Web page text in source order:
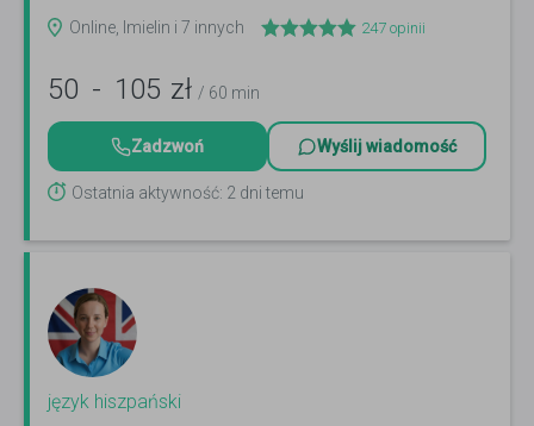
Online, Imielin i 7 innych
247 opinii
50 - 105 zł / 60 min
Zadzwoń Wyślij wiadomość
Ostatnia aktywność: 2 dni temu
język hiszpański